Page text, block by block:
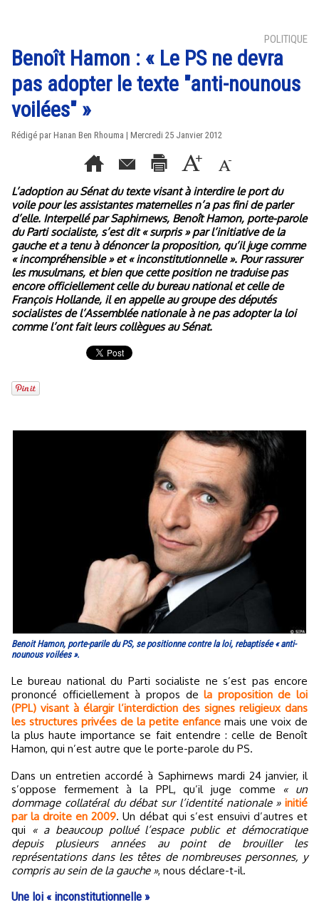
POLITIQUE
Benoît Hamon : « Le PS ne devra
pas adopter le texte "anti-nounous
voilées" »
Rédigé par Hanan Ben Rhouma | Mercredi 25 Janvier 2012
L’adoption au Sénat du texte visant à interdire le port du
voile pour les assistantes maternelles n’a pas fini de parler
d’elle. Interpellé par Saphirnews, Benoît Hamon, porte-parole
du Parti socialiste, s’est dit « surpris » par l’initiative de la
gauche et a tenu à dénoncer la proposition, qu’il juge comme
« incompréhensible » et « inconstitutionnelle ». Pour rassurer
les musulmans, et bien que cette position ne traduise pas
encore officiellement celle du bureau national et celle de
François Hollande, il en appelle au groupe des députés
socialistes de l’Assemblée nationale à ne pas adopter la loi
comme l’ont fait leurs collègues au Sénat.
Benoit Hamon, porte-parile du PS, se positionne contre la loi, rebaptisée « anti-
nounous voilées ».
Le bureau national du Parti socialiste ne s’est pas encore
prononcé officiellement à propos dela proposition de loi
(PPL) visant à élargir l’interdiction des signes religieux dans
les structures privées de la petite enfance mais une voix de
la plus haute importance se fait entendre : celle de Benoît
Hamon, qui n’est autre que le porte-parole du PS.
Dans un entretien accordé à Saphirnews mardi 24 janvier, il
s’oppose fermement à la PPL, qu’il juge comme « un
dommage collatéral du débat sur l’identité nationale » initié
par la droite en 2009. Un débat qui s’est ensuivi d’autres et
qui
« a beaucoup pollué l’espace public et démocratique
depuis plusieurs années au point de brouiller les
représentations dans les têtes de nombreuses personnes, y
compris au sein de la gauche », nous déclare-t-il.
Une loi « inconstitutionnelle »